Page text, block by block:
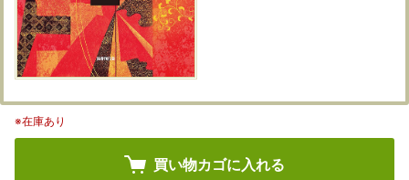
※在庫あり
買い物カゴに入れる